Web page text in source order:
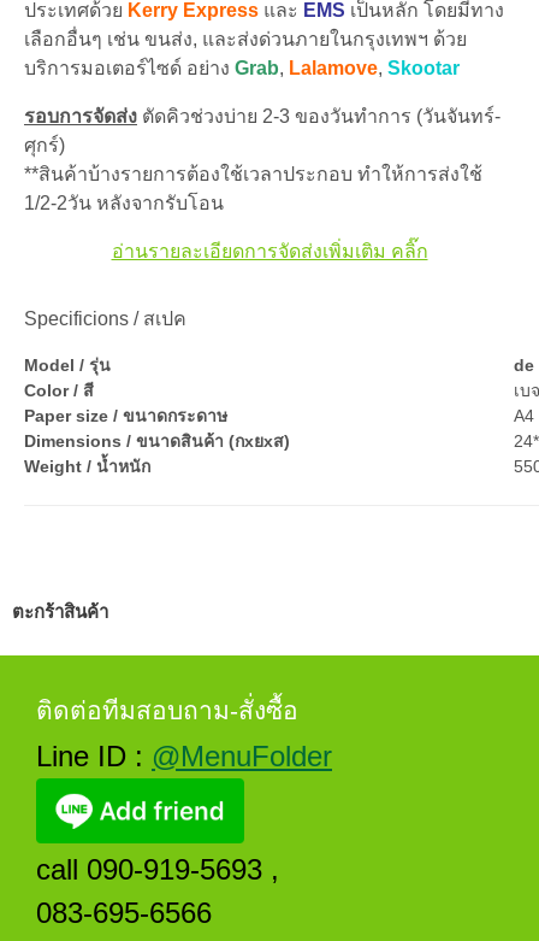
ประเทศด้วย Kerry Express และ EMS เป็นหลัก โดยมีทาง
เลือกอื่นๆ เช่น ขนส่ง, และส่งด่วนภายในกรุงเทพฯ ด้วย
บริการมอเตอร์ไซด์ อย่าง Grab, Lalamove, Skootar
รอบการจัดส่ง ตัดคิวช่วงบ่าย 2-3 ของวันทำการ (วันจันทร์-
ศุกร์)
**สินค้าบ้างรายการต้องใช้เวลาประกอบ ทำให้การส่งใช้
1/2-2วัน หลังจากรับโอน
อ่านรายละเอียดการจัดส่งเพิ่มเติม คลิ๊ก
Specificions / สเปค
Model / รุ่น
de
Color / สี
เบ
Paper size / ขนาดกระดาษ
A4
Dimensions / ขนาดสินค้า (กxยxส)
Weight / น้ำหนัก
ตะกร้าสินค้า
ติดต่อทีมสอบถาม-สั่งซื้อ
Line ID : @MenuFolder
call 090-919-5693 ,
083-695-6566